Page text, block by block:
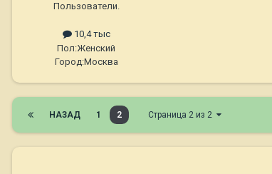
Пользователи.
10,4 тыс
Пол:Женский
Город:Москва
НАЗАД 1 2 Страница 2 из 2